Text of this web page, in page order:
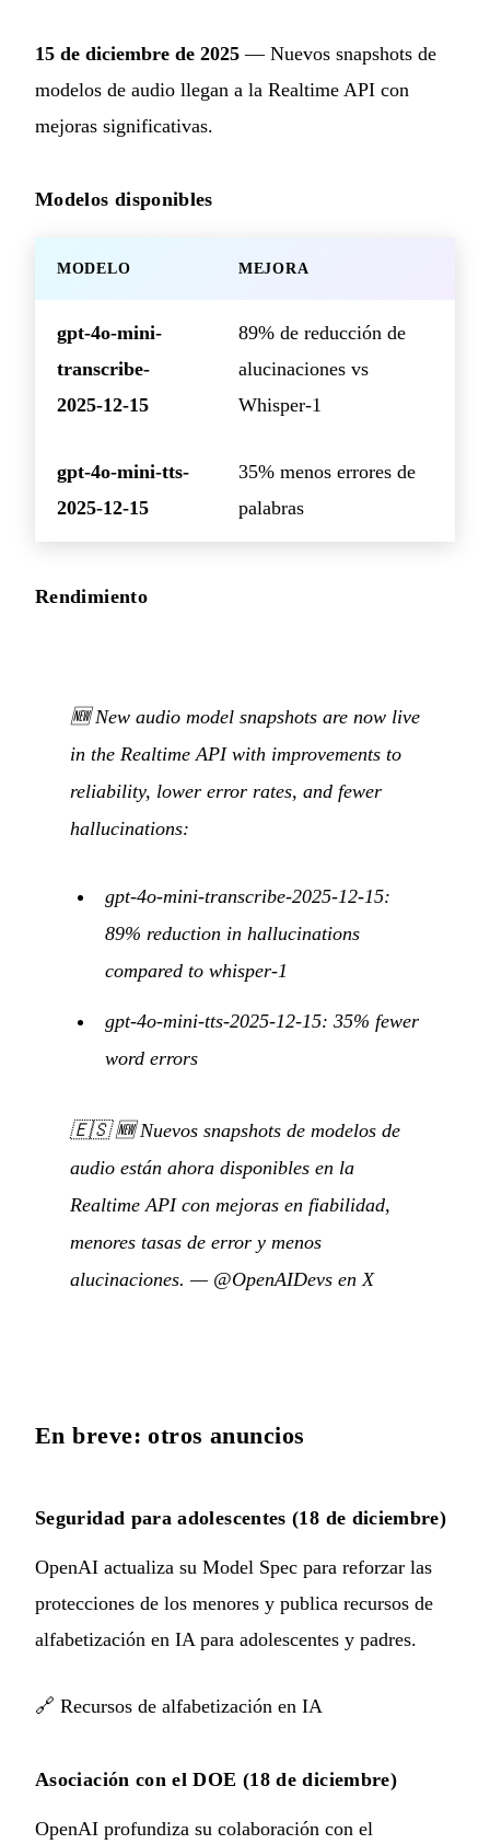
15 de diciembre de 2025 — Nuevos snapshots de
modelos de audio llegan a la Realtime API con
mejoras significativas.
Modelos disponibles
MODELO MEJORA
gpt-4o-mini-
transcribe-
2025-12-15
89% de reducción de
alucinaciones vs
Whisper-1
gpt-4o-mini-tts-
2025-12-15
35% menos errores de
palabras
Rendimiento
🆕 New audio model snapshots are now live
in the Realtime API with improvements to
reliability, lower error rates, and fewer
hallucinations:
gpt-4o-mini-transcribe-2025-12-15:
89% reduction in hallucinations
compared to whisper-1
gpt-4o-mini-tts-2025-12-15: 35% fewer
word errors
🇪🇸🆕 Nuevos snapshots de modelos de
audio están ahora disponibles en la
Realtime API con mejoras en fiabilidad,
menores tasas de error y menos
alucinaciones. — @OpenAIDevs en X
En breve: otros anuncios
Seguridad para adolescentes (18 de diciembre)
OpenAI actualiza su Model Spec para reforzar las
protecciones de los menores y publica recursos de
alfabetización en IA para adolescentes y padres.
🔗 Recursos de alfabetización en IA
Asociación con el DOE (18 de diciembre)
OpenAI profundiza su colaboración con el